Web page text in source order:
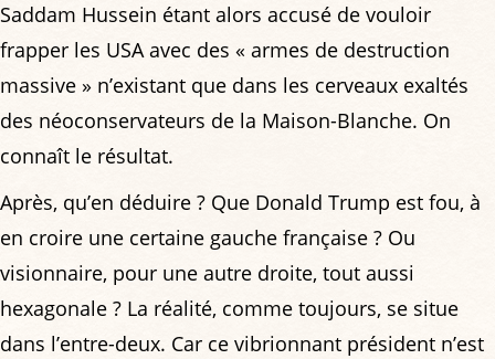
Saddam Hussein étant alors accusé de vouloir
frapper les USA avec des « armes de destruction
massive » n’existant que dans les cerveaux exaltés
des néoconservateurs de la Maison-Blanche. On
connaît le résultat.
Après, qu’en déduire ? Que Donald Trump est fou, à
en croire une certaine gauche française ? Ou
visionnaire, pour une autre droite, tout aussi
hexagonale ? La réalité, comme toujours, se situe
dans l’entre-deux. Car ce vibrionnant président n’est